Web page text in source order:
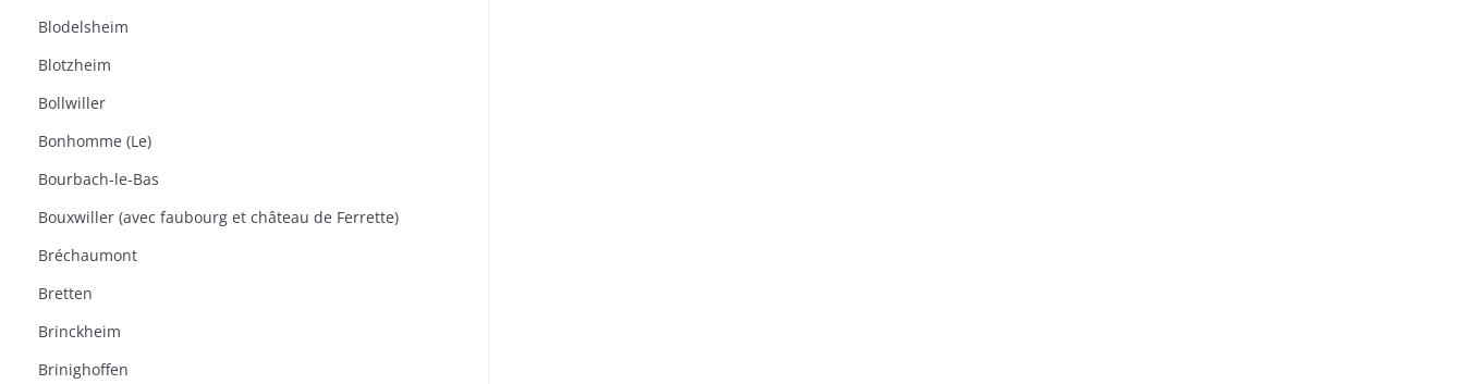
Blodelsheim
Blotzheim
Bollwiller
Bonhomme (Le)
Bourbach-le-Bas
Bouxwiller (avec faubourg et château de Ferrette)
Bréchaumont
Bretten
Brinckheim
Brinighoffen